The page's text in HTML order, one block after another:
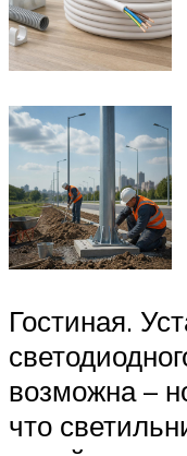
Гостиная.
возможна –
что